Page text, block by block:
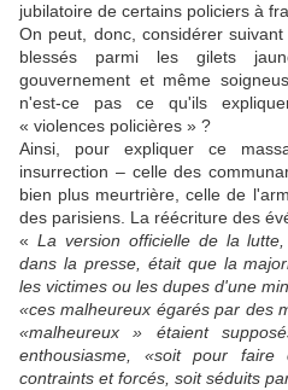
jubilatoire de certains policiers à
On peut, donc, considérer
blessés parmi les gilets
gouvernement et même
n'est-ce pas ce qu'ils
« violences policières » ?
Ainsi, pour expliquer ce
insurrection – celle des
bien plus meurtrière, celle de
des parisiens. La réécriture des
« La version officielle de la
dans la presse, était que la
les victimes ou les dupes d'une
«ces malheureux égarés par des
«malheureux » étaient
enthousiasme, «soit pour faire
contraints et forcés, soit séduits